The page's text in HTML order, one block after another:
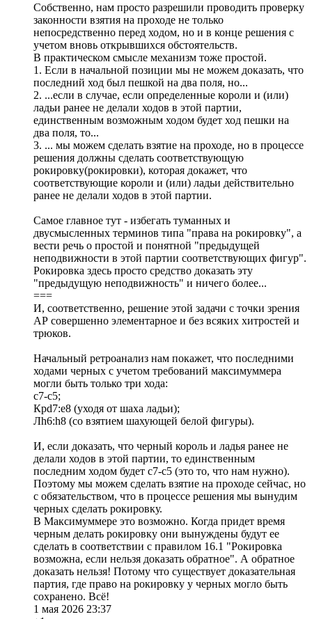
Собственно, нам просто разрешили проводить проверку
законности взятия на проходе не только
непосредственно перед ходом, но и в конце решения с
учетом вновь открывшихся обстоятельств.
В практическом смысле механизм тоже простой.
1. Если в начальной позиции мы не можем доказать, что
последний ход был пешкой на два поля, но...
2. ...если в случае, если определенные короли и (или)
ладьи ранее не делали ходов в этой партии,
единственным возможным ходом будет ход пешки на
два поля, то...
3. ... мы можем сделать взятие на проходе, но в процессе
решения должны сделать соответствующую
рокировку(рокировки), которая докажет, что
соответствующие короли и (или) ладьи действительно
ранее не делали ходов в этой партии.
Самое главное тут - избегать туманных и
двусмысленных терминов типа "права на рокировку", а
вести речь о простой и понятной "предыдущей
неподвижности в этой партии соответствующих фигур".
Рокировка здесь просто средство доказать эту
"предыдущую неподвижность" и ничего более...
===
И, соответственно, решение этой задачи с точки зрения
АР совершенно элементарное и без всяких хитростей и
трюков.
Начальный ретроанализ нам покажет, что последними
ходами черных с учетом требований максимуммера
могли быть только три хода:
с7-с5;
Крd7:e8 (уходя от шаха ладьи);
Лh6:h8 (со взятием шахующей белой фигуры).
И, если доказать, что черный король и ладья ранее не
делали ходов в этой партии, то единственным
последним ходом будет с7-с5 (это то, что нам нужно).
Поэтому мы можем сделать взятие на проходе сейчас, но
с обязательством, что в процессе решения мы вынудим
черных сделать рокировку.
В Максимуммере это возможно. Когда придет время
черным делать рокировку они вынуждены будут ее
сделать в соответствии с правилом 16.1 "Рокировка
возможна, если нельзя доказать обратное". А обратное
доказать нельзя! Потому что существует доказательная
партия, где право на рокировку у черных могло быть
сохранено. Всё!
1 мая 2026 23:37